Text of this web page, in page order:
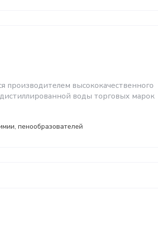
производителем высококачественного
воды торговых марок
пенообразователей